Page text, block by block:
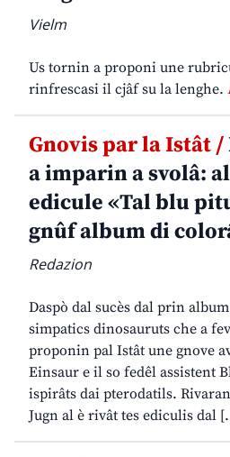
Vielm
Us tornin a proponi une
rinfrescasi il cjâf su la lenghe.
Gnovis par la Istât /
a imparin a svolâ:
edicule «Tal blu
gnûf album di
Redazion
Daspò dal sucès dal prin
simpatics dinosauruts che a
proponin pal Istât une gnove
Einsaur e il so fedêl assistent
ispirâts dai pterodatils.
Jugn al è rivât tes ediculis dal